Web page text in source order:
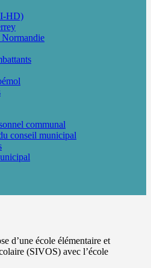
HD)
Normandie
communal
conseil municipal
d’une école élémentaire et
(SIVOS) avec l’école